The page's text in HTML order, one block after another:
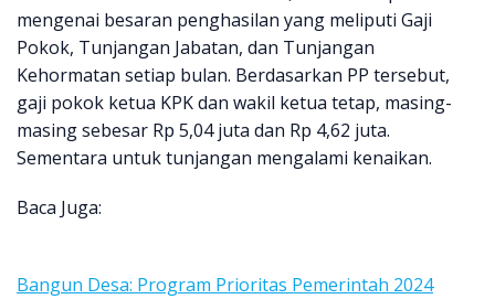
mengenai besaran penghasilan yang meliputi Gaji
Pokok, Tunjangan Jabatan, dan Tunjangan
Kehormatan setiap bulan. Berdasarkan PP tersebut,
gaji pokok ketua KPK dan wakil ketua tetap, masing-
masing sebesar Rp 5,04 juta dan Rp 4,62 juta.
Sementara untuk tunjangan mengalami kenaikan.
Baca Juga:
Bangun Desa: Program Prioritas Pemerintah 2024